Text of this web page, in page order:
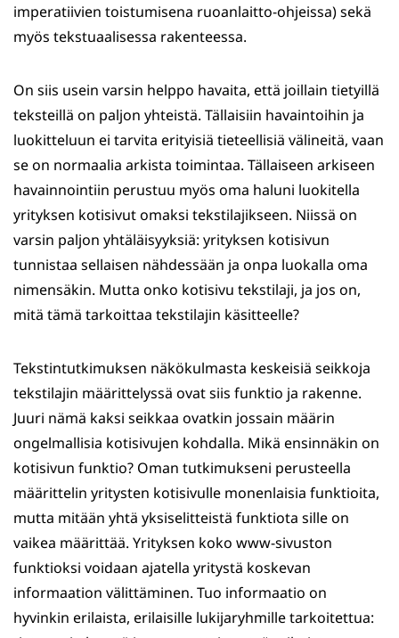
imperatiivien toistumisena ruoanlaitto-ohjeissa) sekä
myös tekstuaalisessa rakenteessa.
On siis usein varsin helppo havaita, että joillain tietyillä
teksteillä on paljon yhteistä. Tällaisiin havaintoihin ja
luokitteluun ei tarvita erityisiä tieteellisiä välineitä, vaan
se on normaalia arkista toimintaa. Tällaiseen arkiseen
havainnointiin perustuu myös oma haluni luokitella
yrityksen kotisivut omaksi tekstilajikseen. Niissä on
varsin paljon yhtäläisyyksiä: yrityksen kotisivun
tunnistaa sellaisen nähdessään ja onpa luokalla oma
nimensäkin. Mutta onko kotisivu tekstilaji, ja jos on,
mitä tämä tarkoittaa tekstilajin käsitteelle?
Tekstintutkimuksen näkökulmasta keskeisiä seikkoja
tekstilajin määrittelyssä ovat siis funktio ja rakenne.
Juuri nämä kaksi seikkaa ovatkin jossain määrin
ongelmallisia kotisivujen kohdalla. Mikä ensinnäkin on
kotisivun funktio? Oman tutkimukseni perusteella
määrittelin yritysten kotisivulle monenlaisia funktioita,
mutta mitään yhtä yksiselitteistä funktiota sille on
vaikea määrittää. Yrityksen koko www-sivuston
funktioksi voidaan ajatella yritystä koskevan
informaation välittäminen. Tuo informaatio on
hyvinkin erilaista, erilaisille lukijaryhmille tarkoitettua: